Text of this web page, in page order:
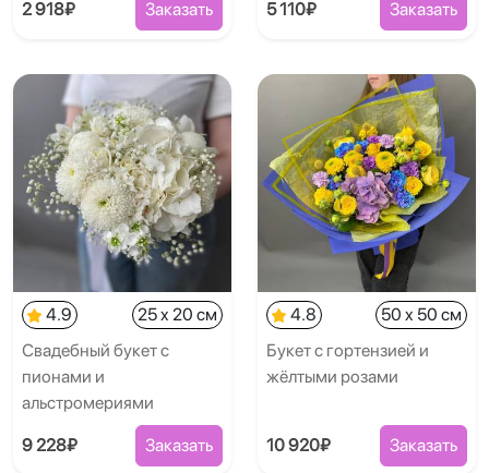
2 918₽ Заказать 5 110₽ Заказать
4.9
25 x 20 см
Свадебный букет с
пионами и
альстромериями
9 228₽ Заказать
4.8
50 x 50 см
Букет с гортензией и
жёлтыми розами
10 920₽ Заказать